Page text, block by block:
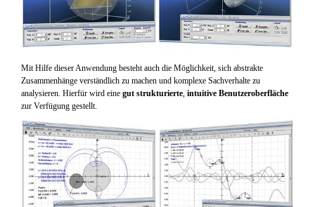
Mit Hilfe dieser Anwendung besteht auch die Möglichkeit, sich abstrakte
Zusammenhänge verständlich zu machen und komplexe Sachverhalte zu
analysieren. Hierfür wird eine gut strukturierte, intuitive Benutzeroberfläche
zur Verfügung gestellt.